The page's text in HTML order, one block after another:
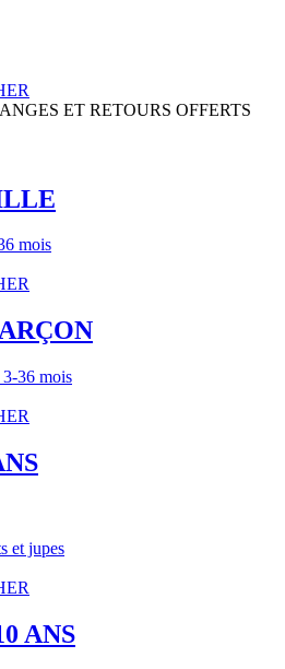
ET RETOURS OFFERTS
mois
36 mois
et jupes
ANS